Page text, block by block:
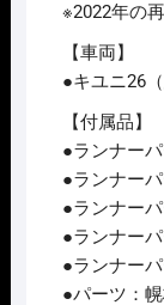
※2022年の
【車両】
●キユニ26（
【付属品】
●ランナー
●ランナー
●ランナー
●ランナー
●ランナー
●パーツ：